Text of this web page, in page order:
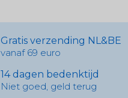
Gratis verzending NL&BE
vanaf 69 euro
14 dagen bedenktijd
Niet goed, geld terug